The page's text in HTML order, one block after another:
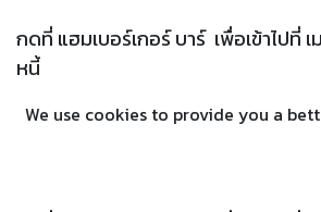
กดที่ แฮมเบอร์เกอร์ บาร์ เพื่อเข้าไปที่
หนี้
We use cookies to provide you a